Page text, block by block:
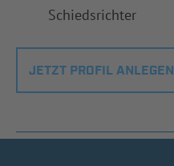
Schiedsrichter
JETZT PROFIL ANLEGEN